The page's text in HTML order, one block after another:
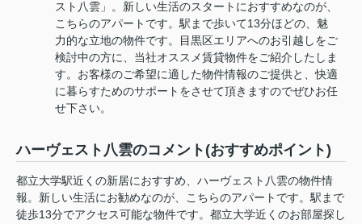
スト八雲」。新しい生活のスタートにおすすめなのが、
こちらのアパートです。駅まで歩いて13分ほどの、魅
力的な立地の物件です。目黒区エリアへのお引越しをご
検討中の方に、当社オススメ賃貸物件をご紹介したしま
す。お客様のご希望に適した物件情報のご提供と、快適
に暮らすためのサポートをさせて頂きますのでぜひお任
せ下さい。
ハーヴェスト八雲のコメント(おすすめポイント)
都立大学駅近くの新居におすすめ、ハーヴェスト八雲の物件情
報。新しい生活にお勧めなのが、こちらのアパートです。駅まで
徒歩13分でアクセス可能な物件です。都立大学近くのお部屋探し